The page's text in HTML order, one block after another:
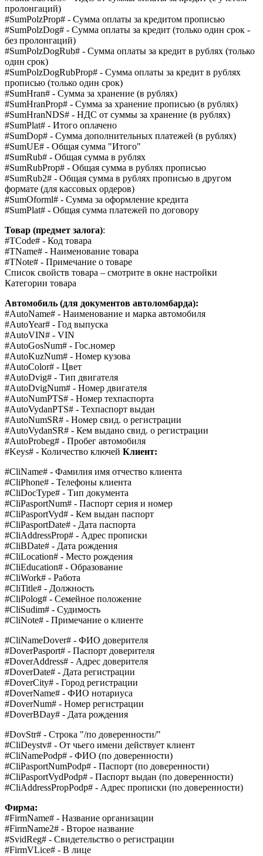
пролонгаций)
#SumPolzProp# - Сумма оплаты за кредитом прописью
#SumPolzDog# - Сумма оплаты за кредит (только один срок -
без пролонгаций)
#SumPolzDogRub# - Сумма оплаты за кредит в рублях (только
один срок)
#SumPolzDogRubProp# - Сумма оплаты за кредит в рублях
прописью (только один срок)
#SumHran# - Сумма за хранение (в рублях)
#SumHranProp# - Сумма за хранение прописью (в рублях)
#SumHranNDS# - НДС от суммы за хранение (в рублях)
#SumPlat# - Итого оплачено
#SumDop# - Сумма дополнительных платежей (в рублях)
#SumUE# - Общая сумма "Итого"
#SumRub# - Общая сумма в рублях
#SumRubProp# - Общая сумма в рублях прописью
#SumRub2# - Общая сумма в рублях прописью в другом
формате (для кассовых ордеров)
#SumOforml# - Сумма за оформление кредита
#SumPlat# - Общая сумма платежей по договору
Товар (предмет залога):
#TCode# - Код товара
#TName# - Наименование товара
#TNote# - Примечание о товаре
Список свойств товара – смотрите в окне настройки
Категории товара
Автомобиль (для документов автоломбарда):
#AutoName# - Наименование и марка автомобиля
#AutoYear# - Год выпуска
#AutoVIN# - VIN
#AutoGosNum# - Гос.номер
#AutoKuzNum# - Номер кузова
#AutoColor# - Цвет
#AutoDvig# - Тип двигателя
#AutoDvigNum# - Номер двигателя
#AutoNumPTS# - Номер техпаспорта
#AutoVydanPTS# - Техпаспорт выдан
#AutoNumSR# - Номер свид. о регистрации
#AutoVydanSR# - Кем выдано свид. о регистрации
#AutoProbeg# - Пробег автомобиля
#Keys# - Количество ключей Клиент:
#CliName# - Фамилия имя отчество клиента
#CliPhone# - Телефоны клиента
#CliDocType# - Тип документа
#CliPasportNum# - Паспорт серия и номер
#CliPasportVyd# - Кем выдан паспорт
#CliPasportDate# - Дата паспорта
#CliAddressProp# - Адрес прописки
#CliBDate# - Дата рождения
#CliLocation# - Место рождения
#CliEducation# - Образование
#CliWork# - Работа
#CliTitle# - Должность
#CliPolog# - Семейное положение
#CliSudim# - Судимость
#CliNote# - Примечание о клиенте
#CliNameDover# - ФИО доверителя
#DoverPasport# - Паспорт доверителя
#DoverAddress# - Адрес доверителя
#DoverDate# - Дата регистрации
#DoverCity# - Город регистрации
#DoverName# - ФИО нотариуса
#DoverNum# - Номер регистрации
#DoverBDay# - Дата рождения
#DovStr# - Строка "/по доверенности/"
#CliDeystv# - От чьего имени действует клиент
#CliNamePodp# - ФИО (по доверенности)
#CliPasportNumPodp# - Паспорт (по доверенности)
#CliPasportVydPodp# - Паспорт выдан (по доверенности)
#CliAddressPropPodp# - Адрес прописки (по доверенности)
Фирма:
#FirmName# - Название организации
#FirmName2# - Второе название
#SvidReg# - Свидетельство о регистрации
#FirmVLice# - В лице